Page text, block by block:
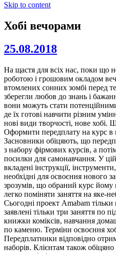
Skip to content
Хобі вечорами
25.08.2018
На щастя для всіх нас, поки що
роботою і грошовим окладом
втомлених сонних зомбі перед
зберегли любов до знань і
вони можуть стати
де їх готові навчити різним
нові види творчості, нове хобі.
Оформити передплату на курс в
Засновники обіцяють, що
з набору фірмових курсів, а
посилки для самонавчання. У
вкладені інструкції,
необхідні для освоєння нового
зрозумів, що обраний курс йому
легко поміняти заняття на яке-
Сьогодні проект Amabam тільки
заявлені тільки три заняття по
книжки коміксів, навчання
по каменю. Терміни освоєння
Передплатники відповідно
наборів. Клієнтам також